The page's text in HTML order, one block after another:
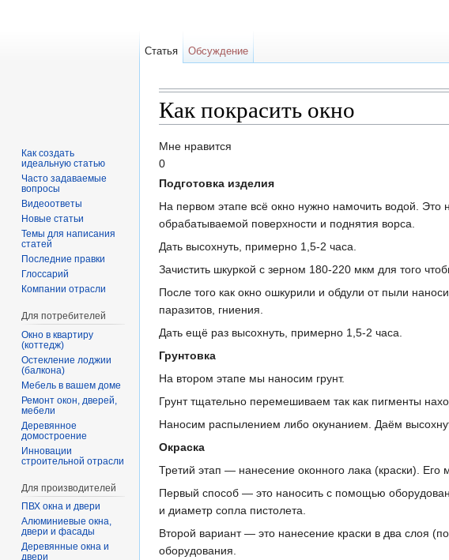
Как покрасить окно
Мне нравится
0
Подготовка изделия
На первом этапе всё окно нужно намочить водой. Это
обрабатываемой поверхности и поднятия ворса.
Дать высохнуть, примерно 1,5-2 часа.
Зачистить шкуркой с зерном 180-220 мкм для того
После того как окно ошкурили и обдули от пыли
паразитов, гниения.
Дать ещё раз высохнуть, примерно 1,5-2 часа.
Грунтовка
На втором этапе мы наносим грунт.
Грунт тщательно перемешиваем так как пигменты
Наносим распылением либо окунанием. Даём
Окраска
Третий этап — нанесение оконного лака (краски).
Первый способ — это наносить с помощью
и диаметр сопла пистолета.
Второй вариант — это нанесение краски в два слоя
оборудования.
Статья Обсуждение
Как создать
идеальную статью
Часто задаваемые
вопросы
Видеоответы
Новые статьи
Темы для написания
статей
Последние правки
Глоссарий
Компании отрасли
Для потребителей
Окно в квартиру
(коттедж)
Остекление лоджии
(балкона)
Мебель в вашем доме
Ремонт окон, дверей,
мебели
Деревянное
домостроение
Инновации
строительной отрасли
Для производителей
ПВХ окна и двери
Алюминиевые окна,
двери и фасады
Деревянные окна и
двери